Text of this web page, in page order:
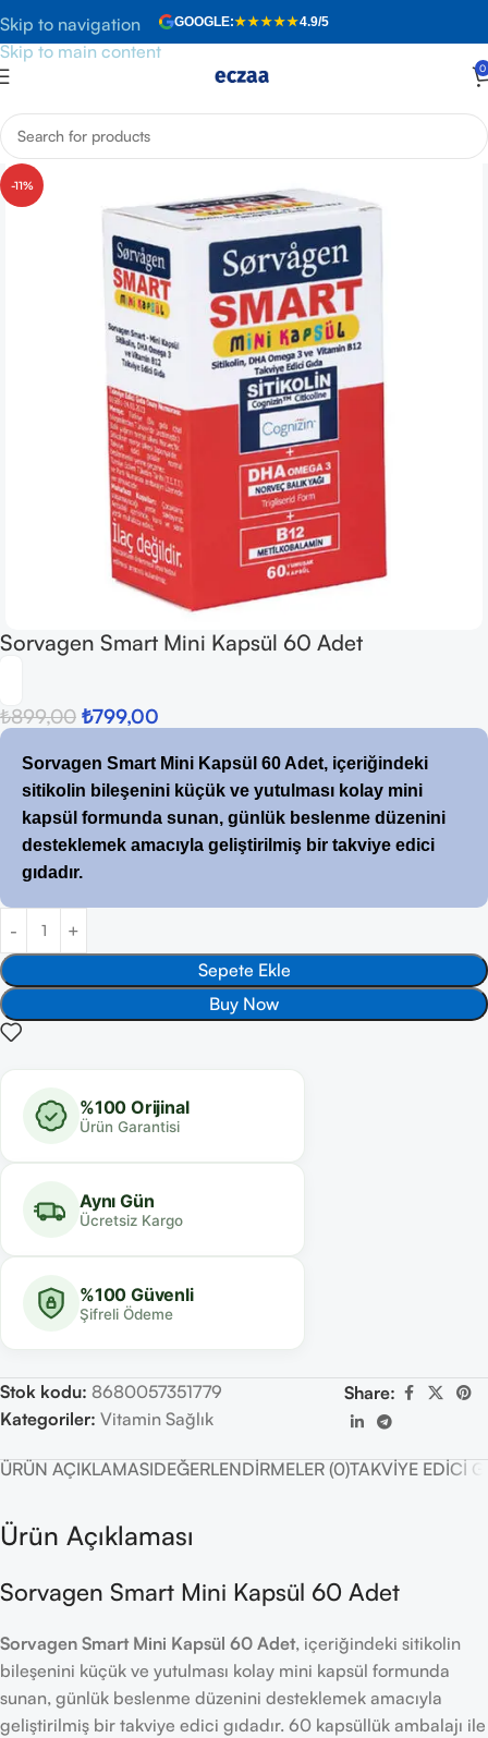
Skip to navigation
Skip to main content
GOOGLE:★★★★★4.9/5
0
Anasayfa» Mağaza
-11%
Sorvagen Smart Mini Kapsül 60 Adet
₺899,00 ₺799,00
Sorvagen Smart Mini Kapsül 60 Adet, içeriğindeki
sitikolin bileşenini küçük ve yutulması kolay mini
kapsül formunda sunan, günlük beslenme düzenini
desteklemek amacıyla geliştirilmiş bir takviye edici
gıdadır.
Sepete Ekle
Buy Now
%100 Orijinal
Ürün Garantisi
Aynı Gün
Ücretsiz Kargo
%100 Güvenli
Şifreli Ödeme
Stok kodu: 8680057351779
Kategoriler: Vitamin Sağlık
Share:
ÜRÜN AÇIKLAMASIDEĞERLENDIRMELER (0)TAKVIYE EDICI
Ürün Açıklaması
Sorvagen Smart Mini Kapsül 60 Adet
Sorvagen Smart Mini Kapsül 60 Adet, içeriğindeki sitikolin
bileşenini küçük ve yutulması kolay mini kapsül formunda
sunan, günlük beslenme düzenini desteklemek amacıyla
geliştirilmiş bir takviye edici gıdadır. 60 kapsüllük ambalajı ile